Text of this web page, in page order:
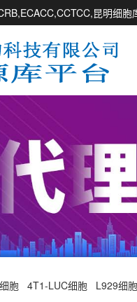
昆明细
胞 4T1-LUC细胞 L929细